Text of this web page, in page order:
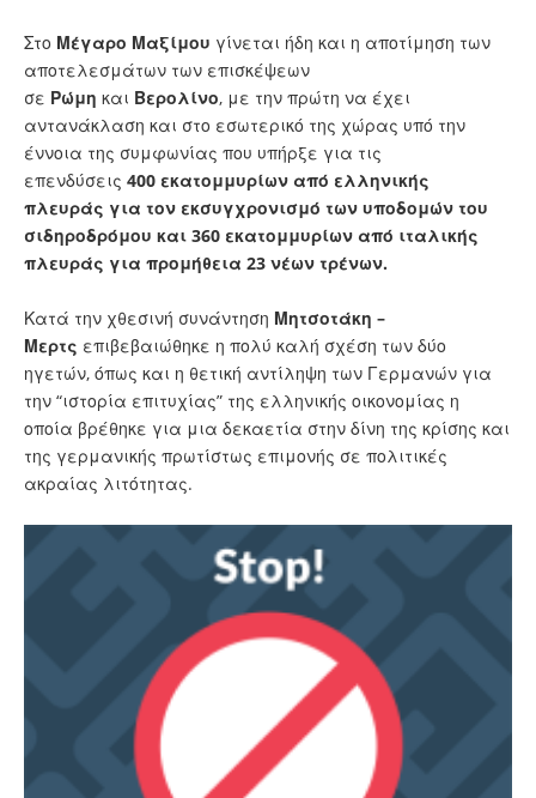
Στο Μέγαρο Μαξίμου γίνεται ήδη και η αποτίμηση των
αποτελεσμάτων των επισκέψεων
σε Ρώμη και Βερολίνο, με την πρώτη να έχει
αντανάκλαση και στο εσωτερικό της χώρας υπό την
έννοια της συμφωνίας που υπήρξε για τις
επενδύσεις 400 εκατομμυρίων από ελληνικής
πλευράς για τον εκσυγχρονισμό των υποδομών του
σιδηροδρόμου και 360 εκατομμυρίων από ιταλικής
πλευράς για προμήθεια 23 νέων τρένων.
Κατά την χθεσινή συνάντηση Μητσοτάκη –
Μερτς επιβεβαιώθηκε η πολύ καλή σχέση των δύο
ηγετών, όπως και η θετική αντίληψη των Γερμανών για
την “ιστορία επιτυχίας” της ελληνικής οικονομίας η
οποία βρέθηκε για μια δεκαετία στην δίνη της κρίσης και
της γερμανικής πρωτίστως επιμονής σε πολιτικές
ακραίας λιτότητας.